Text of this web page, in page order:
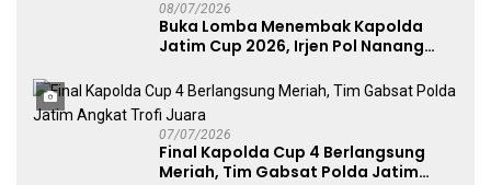
08/07/2026
Buka Lomba Menembak Kapolda
Jatim Cup 2026, Irjen Pol Nanang
Penggunaan Senjata Api
07/07/2026
Final Kapolda Cup 4 Berlangsung
Meriah, Tim Gabsat Polda Jatim